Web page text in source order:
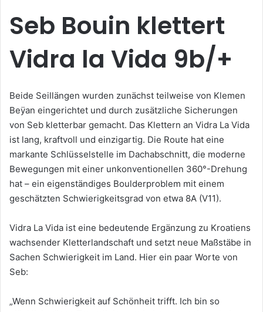
Seb Bouin klettert
Vidra la Vida 9b/+
Beide Seillängen wurden zunächst teilweise von Klemen
Beÿan eingerichtet und durch zusätzliche Sicherungen
von Seb kletterbar gemacht. Das Klettern an Vidra La Vida
ist lang, kraftvoll und einzigartig. Die Route hat eine
markante Schlüsselstelle im Dachabschnitt, die moderne
Bewegungen mit einer unkonventionellen 360°-Drehung
hat – ein eigenständiges Boulderproblem mit einem
geschätzten Schwierigkeitsgrad von etwa 8A (V11).
Vidra La Vida ist eine bedeutende Ergänzung zu Kroatiens
wachsender Kletterlandschaft und setzt neue Maßstäbe in
Sachen Schwierigkeit im Land. Hier ein paar Worte von
Seb:
„Wenn Schwierigkeit auf Schönheit trifft. Ich bin so